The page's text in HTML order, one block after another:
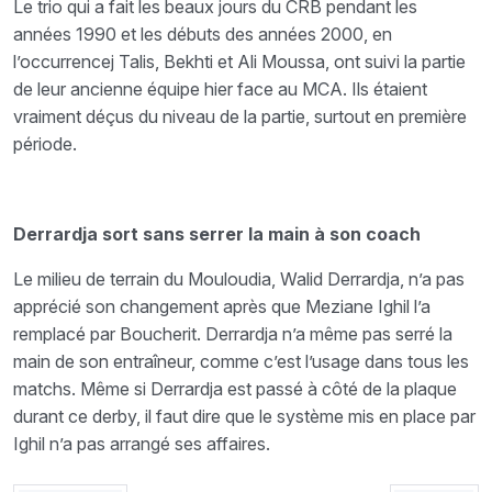
Le trio qui a fait les beaux jours du CRB pendant les
années 1990 et les débuts des années 2000, en
l’occurrencej Talis, Bekhti et Ali Moussa, ont suivi la partie
de leur ancienne équipe hier face au MCA. Ils étaient
vraiment déçus du niveau de la partie, surtout en première
période.
Derrardja sort sans serrer la main à son coach
Le milieu de terrain du Mouloudia, Walid Derrardja, n’a pas
apprécié son changement après que Meziane Ighil l’a
remplacé par Boucherit. Derrardja n’a même pas serré la
main de son entraîneur, comme c’est l’usage dans tous les
matchs. Même si Derrardja est passé à côté de la plaque
durant ce derby, il faut dire que le système mis en place par
Ighil n’a pas arrangé ses affaires.